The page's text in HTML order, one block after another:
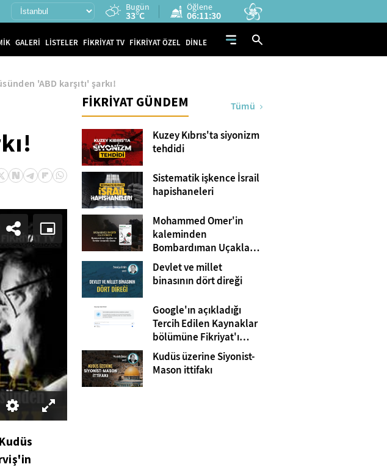
Bugün
33°C
Öğlene
06:11:29
GALERİ LİSTELER FİKRİYAT TV FİKRİYAT ÖZEL DİNLE
'ABD karşıtı' şarkı!
FİKRİYAT GÜNDEM Tümü
Kuzey Kıbrıs'ta siyonizm
tehdidi
Sistematik işkence İsrail
hapishaneleri
Mohammed Omer'in
kaleminden
Bombardıman Uçakları
ve Tanklar Arasında
Gazze
Devlet ve millet
binasının dört direği
Google'ın açıkladığı
Tercih Edilen Kaynaklar
bölümüne Fikriyat'ı
eklemeyi unutmayın!
Kudüs üzerine Siyonist-
Mason ittifakı